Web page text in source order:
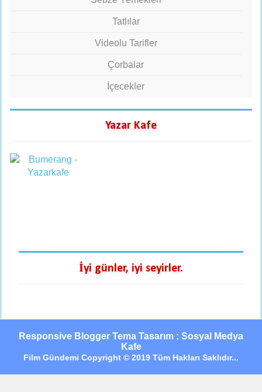
Tatlılar
Videolu Tarifler
Çorbalar
İçecekler
Yazar Kafe
İyi günler, iyi seyirler.
Responsive Blogger Tema Tasarım : Sosyal Medya
Kafe
Film Gündemi Copyright © 2019 Tüm Hakları Saklıdır...